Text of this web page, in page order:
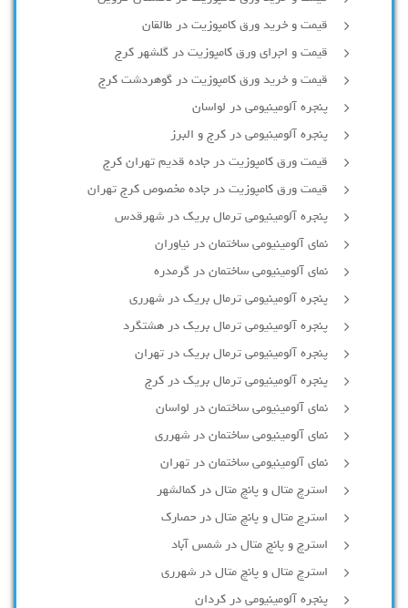
قیمت و خرید ورق کامپوزیت در طالقان
قیمت و اجرای ورق کامپوزیت در گلشهر کرج
قیمت و خرید ورق کامپوزیت در گوهردشت کرج
پنجره آلومینیومی در لواسان
پنجره آلومینیومی در کرج و البرز
قیمت ورق کامپوزیت در جاده قدیم تهران کرج
قیمت ورق کامپوزیت در جاده مخصوص کرج تهران
پنجره آلومینیومی ترمال بریک در شهرقدس
نمای آلومینیومی ساختمان در نیاوران
نمای آلومینیومی ساختمان در گرمدره
پنجره آلومینیومی ترمال بریک در شهرری
پنجره آلومینیومی ترمال بریک در هشتگرد
پنجره آلومینیومی ترمال بریک در تهران
پنجره آلومینیومی ترمال بریک در کرج
نمای آلومینیومی ساختمان در لواسان
نمای آلومینیومی ساختمان در شهرری
نمای آلومینیومی ساختمان در تهران
استرچ متال و پانچ متال در کمالشهر
استرچ متال و پانچ متال در حصارك
استرچ و پانچ متال در شمس آباد
استرچ متال و پانچ متال در شهرری
پنجره آلومینیومی در کردان